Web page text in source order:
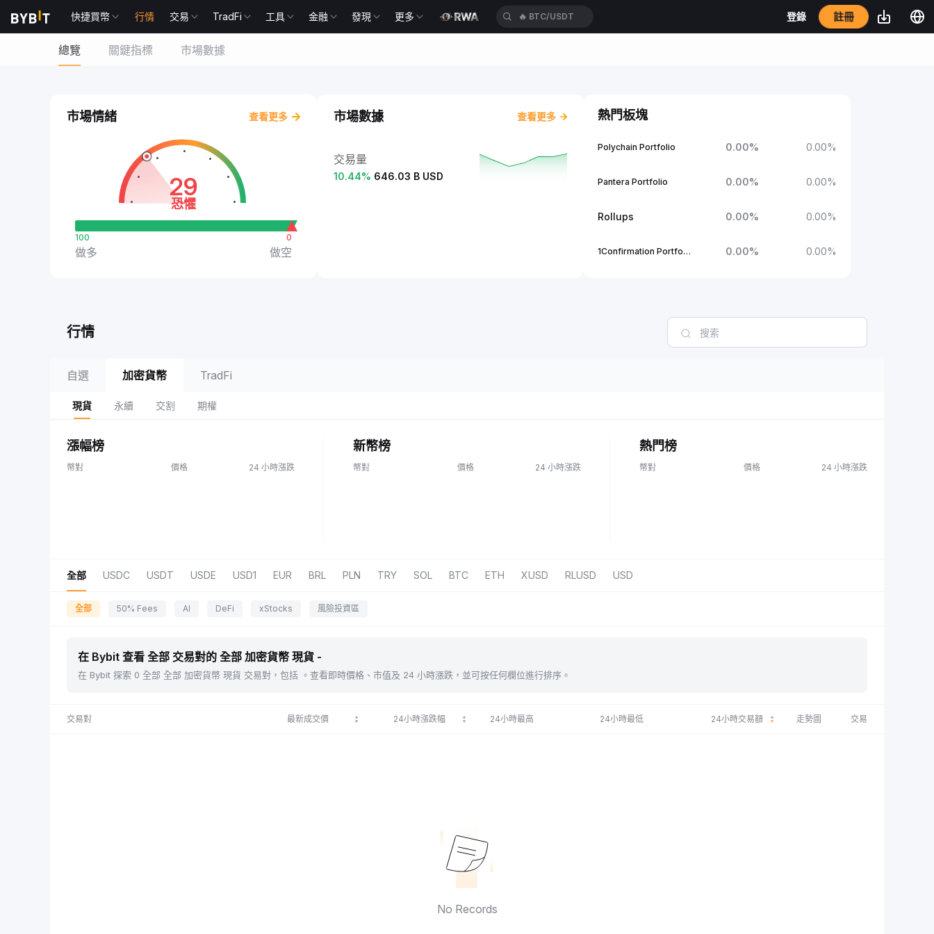
快捷買幣 行情 交易 TradFi 工具 金融 發現 更多 🔥 BTC/USDT 登錄 註冊
總覽 關鍵指標 市場數據
市場情緒 查看更多
29
恐懼
100
做多
0
做空
市場數據 查看更多
交易量
10.44% 646.03 B USD
熱門板塊
Polychain Portfolio 0.00% 0.00%
Pantera Portfolio 0.00% 0.00%
Rollups 0.00% 0.00%
1Confirmation Portfolio 0.00% 0.00%
行情
自選 加密貨幣 TradFi
現貨 永續 交割 期權
漲幅榜
幣對 價格 24 小時漲跌
新幣榜
幣對 價格 24 小時漲跌
熱門榜
幣對 價格 24 小時漲跌
全部 USDC USDT USDE USD1 EUR BRL PLN TRY SOL BTC ETH XUSD RLUSD USD
全部 50% Fees AI DeFi xStocks 風險投資區
在 Bybit 查看 全部 交易對的 全部 加密貨幣 現貨 -
在 Bybit 探索 0 全部 全部 加密貨幣 現貨 交易對，包括 。查看即時價格、市值及 24 小時漲跌，並可按任何欄位進行排序。
交易對 最新成交價 24小時漲跌幅 24小時最高 24小時最低 24小時交易額 走勢圖 交易
No Records